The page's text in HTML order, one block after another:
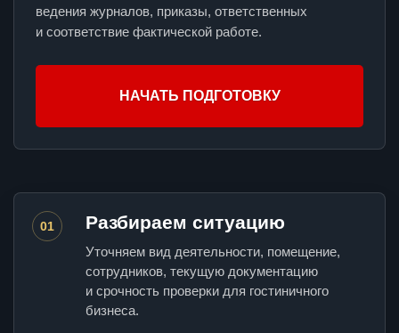
ведения журналов, приказы, ответственных
и соответствие фактической работе.
НАЧАТЬ ПОДГОТОВКУ
01 Разбираем ситуацию
Уточняем вид деятельности, помещение,
сотрудников, текущую документацию
и срочность проверки для гостиничного
бизнеса.